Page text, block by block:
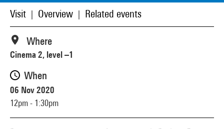
Visit Overview Related events
Where
Cinema 2, level –1
When
06 Nov 2020
12pm - 1:30pm